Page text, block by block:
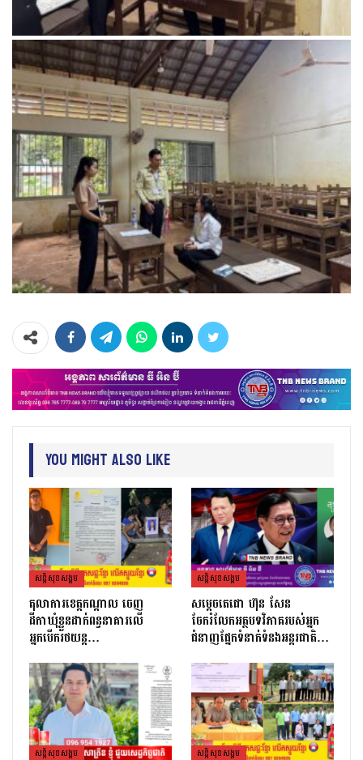
You Might Also Like
សន្តិសុខសង្គម
តុលាការខេត្តកណ្ដាល ចេញ
ដីកាឃុំខ្លួនដាក់ពន្ធនាគារលើ
អ្នកបើករថយន្ត…
សន្តិសុខសង្គម
សម្តេចតេជោ ហ៊ុន សែន
ចែករំលែកអត្ថបទវិភាគរបស់អ្នក
ជំនាញផ្នែកទំនាក់ទំនងអន្តរជាតិ…
សន្តិសុខសង្គម សន្តិសុខសង្គម